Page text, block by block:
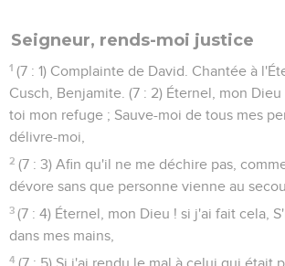
Seigneur, rends-moi justice
1 (7 : 1) Complainte de David. Chantée à
Cusch, Benjamite. (7 : 2) Éternel, mon
toi mon refuge ; Sauve-moi de tous mes
délivre-moi,
2 (7 : 3) Afin qu'il ne me déchire pas,
dévore sans que personne vienne au
3 (7 : 4) Éternel, mon Dieu ! si j'ai fait cela,
dans mes mains,
4 (7 : 5) Si j'ai rendu le mal à celui qui était